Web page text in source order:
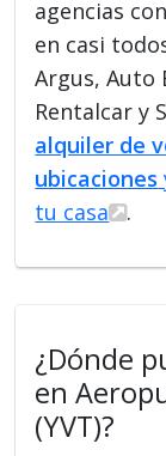
agencias
en casi
Argus, Auto
Rentalcar y
alquiler de
ubicaciones
tu casa
.
¿Dónde
en
(YVT)?